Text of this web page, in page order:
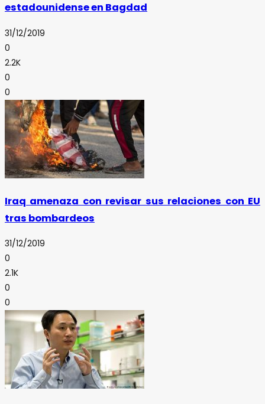
estadounidense en Bagdad
31/12/2019
0
2.2K
0
0
Iraq amenaza con revisar sus relaciones con EU
tras bombardeos
31/12/2019
0
2.1K
0
0